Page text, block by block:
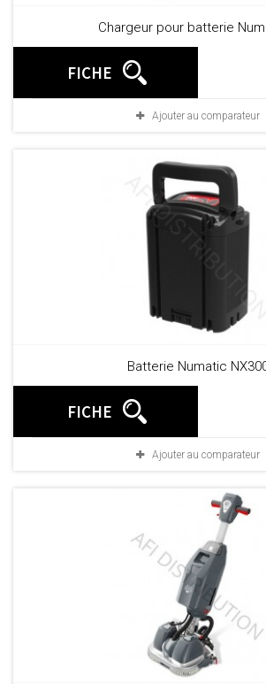
Chargeur pour batterie
FICHE
Ajouter au comparateur
Batterie Numatic
FICHE
Ajouter au comparateur